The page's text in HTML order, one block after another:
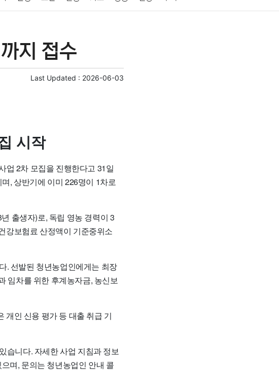
외국어 교육 교통
지 접수
Last Updated : 2026-06-03
시작
업 2차 모집을 진행한다고 31일
, 상반기에 이미 226명이 1차로
출생자)로, 독립 영농 경력이 3
강보험료 산정액이 기준중위소
. 선발된 청년농업인에게는 최장
임차를 위한 후계농자금, 농신보
개인 신용 평가 등 대출 취급 기
습니다. 자세한 사업 지침과 정보
며, 문의는 청년농업인 안내 콜